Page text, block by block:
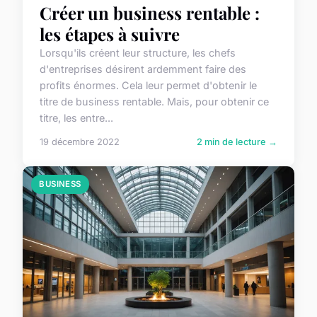
Créer un business rentable :
les étapes à suivre
Lorsqu'ils créent leur structure, les chefs
d'entreprises désirent ardemment faire des
profits énormes. Cela leur permet d'obtenir le
titre de business rentable. Mais, pour obtenir ce
titre, les entre...
19 décembre 2022 2 min de lecture →
BUSINESS